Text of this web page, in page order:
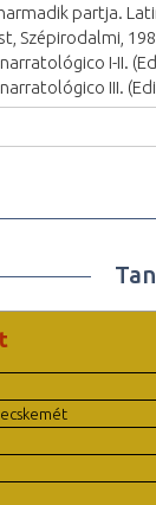
partja.
Szépirodalmi,
I-II.
III.